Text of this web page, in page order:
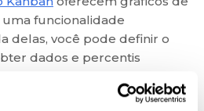
funcionalidade
delas, você pode definir o
dados e percentis